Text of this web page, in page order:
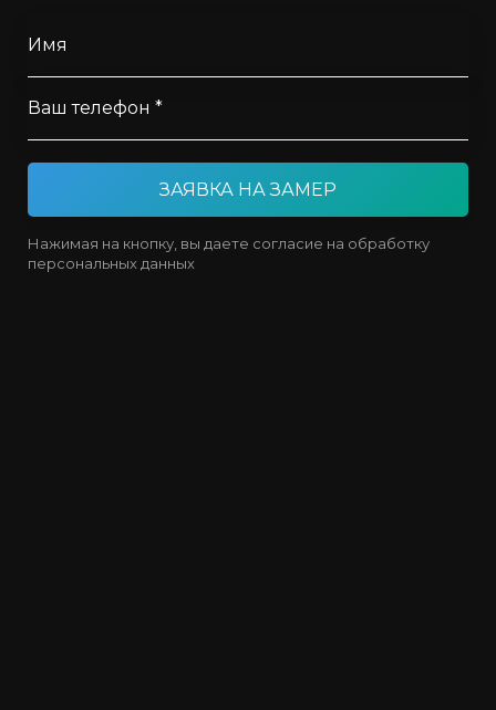
Имя
Ваш телефон *
ЗАЯВКА НА ЗАМЕР
Нажимая на кнопку, вы даете согласие на обработку
персональных данных